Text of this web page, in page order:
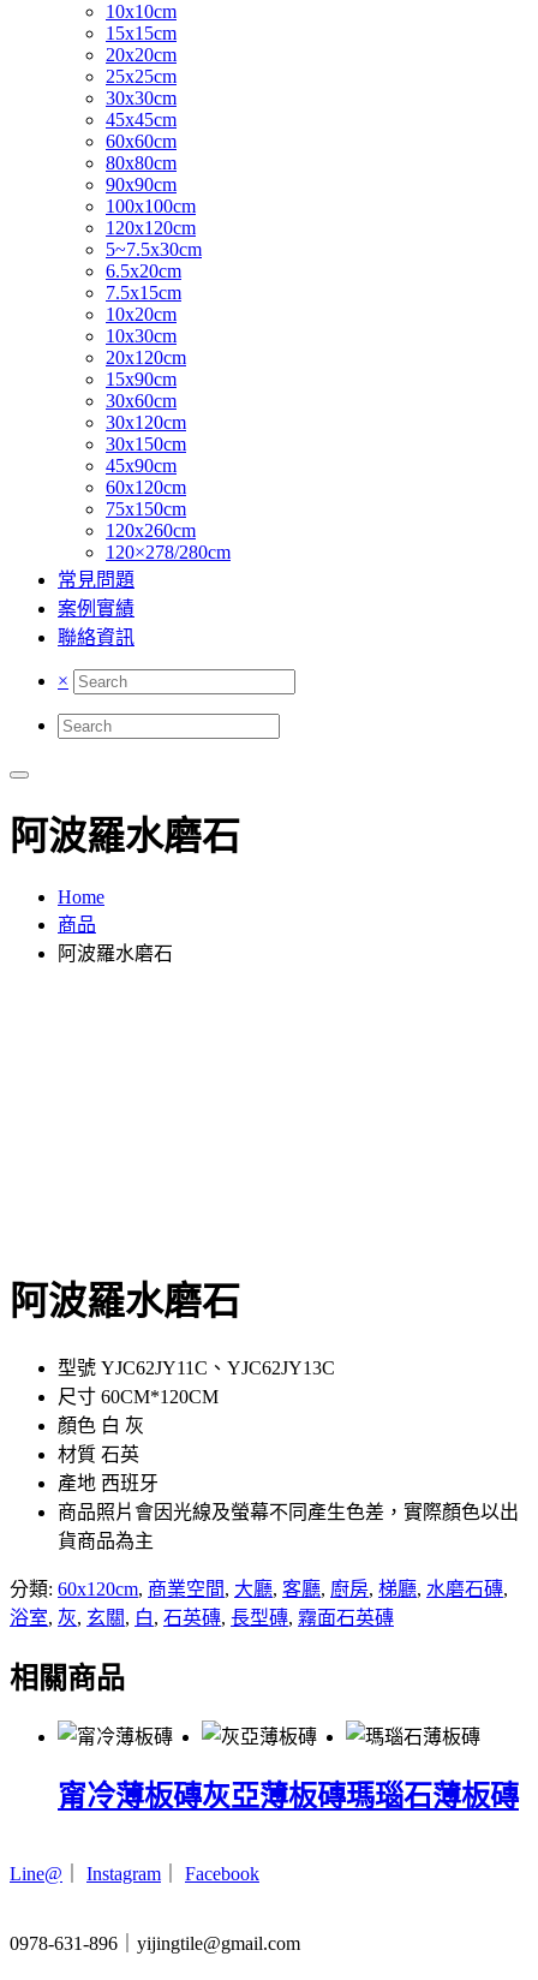
10x10cm
15x15cm
20x20cm
25x25cm
30x30cm
45x45cm
60x60cm
80x80cm
90x90cm
100x100cm
120x120cm
5~7.5x30cm
6.5x20cm
7.5x15cm
10x20cm
10x30cm
20x120cm
15x90cm
30x60cm
30x120cm
30x150cm
45x90cm
60x120cm
75x150cm
120x260cm
120×278/280cm
常見問題
案例實績
聯絡資訊
×
阿波羅水磨石
Home
商品
阿波羅水磨石
阿波羅水磨石
型號 YJC62JY11C、YJC62JY13C
尺寸 60CM*120CM
顏色 白 灰
材質 石英
產地 西班牙
商品照片會因光線及螢幕不同產生色差，實際顏色以出
貨商品為主
分類: 60x120cm, 商業空間, 大廳, 客廳, 廚房, 梯廳, 水磨石磚,
浴室, 灰, 玄關, 白, 石英磚, 長型磚, 霧面石英磚
相關商品
甯冷薄板磚灰亞薄板磚瑪瑙石薄板磚
Line@ Instagram Facebook
0978-631-896｜yijingtile@gmail.com